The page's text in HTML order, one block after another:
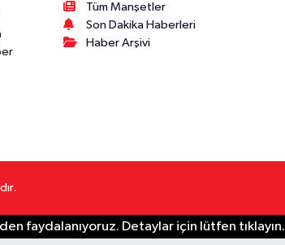
Tüm Manşetler
Son Dakika Haberleri
Haber Arşivi
faydalanıyoruz. Detaylar için lütfen tıklayın.